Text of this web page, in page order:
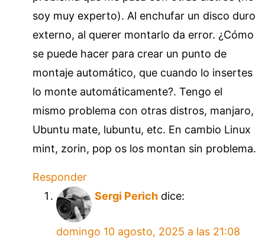
soy muy experto). Al enchufar un disco duro
externo, al querer montarlo da error. ¿Cómo
se puede hacer para crear un punto de
montaje automático, que cuando lo insertes
lo monte automáticamente?. Tengo el
mismo problema con otras distros, manjaro,
Ubuntu mate, lubuntu, etc. En cambio Linux
mint, zorin, pop os los montan sin problema.
Responder
Sergi Perich dice:
domingo 10 agosto, 2025 a las 21:08